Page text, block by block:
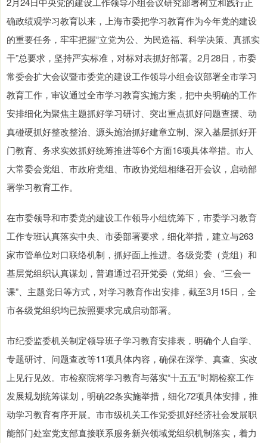
确政绩观学习教育以来，上海市委把学习教育作为今年党的建设
的重要任务，牢牢把握“立党为公、为民造福、科学决策、真抓实
干”总要求，坚持严实标准，对标对表抓好部署。2月28日，市委
常委会扩大会议暨市委党的建设工作领导小组会议部署全市学习
教育工作，审议通过全市学习教育实施方案，把中央明确的工作
安排细化为聚焦主题抓好学习研讨、突出重点抓好问题查摆、动
真碰硬抓好整改整治、源头施治抓好建章立制、深入基层抓好开
门教育、务求实效抓好统筹推进等6个方面16项具体举措。市人
大常委会党组、市政府党组、市政协党组相继召开会议，启动部
署学习教育工作。
在市委领导和市委党的建设工作领导小组统筹下，市委学习教育
工作专班认真落实中央、市委部署要求，细化举措，建立与263
家市管单位对口联络机制，抓好面上推进。各级党委（党组）和
基层党组织认真谋划，普遍通过召开党委（党组）会、“三会一
课”、主题党日等方式，对学习教育作出安排，截至3月15日，全
市各级党组织均已按照要求完成启动部署。
市纪委监委机关制定领导班子学习教育安排表，明确个人自学、
专题研讨、问题查改等11项具体内容，确保在深学、真查、实改
上见行见效。市检察院将学习教育与落实“十五五”时期检察工作
发展规划统筹谋划，明确22条实施举措，细化72项具体安排，推
动学习教育有序开展。市市级机关工作党委抓好经济社会发展职
能部门处室党支部直接联系服务新兴领域党组织机制落实，着力